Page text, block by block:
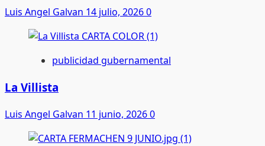
Luis Angel Galvan 14 julio, 20260
publicidad gubernamental
La Villista
Luis Angel Galvan 11 junio, 20260